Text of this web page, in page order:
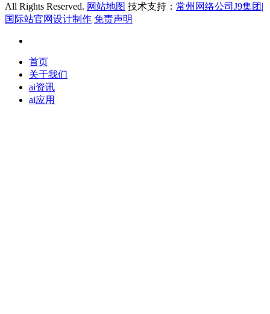
All Rights Reserved. 网站地图 技术支持： 常州网络公司J9集团|
国际站官网设计制作 免责声明
首页
关于我们
ai资讯
ai应用